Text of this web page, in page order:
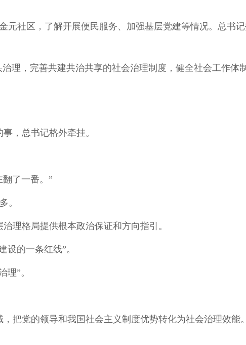
元社区，了解开展便民服务、加强基层党建等情况。总书
理，完善共建共治共享的社会治理制度，健全社会工作体
，总书记格外牵挂。
了一番。”
。
理格局提供根本政治保证和方向指引。
的一条红线”。
理”。
把党的领导和我国社会主义制度优势转化为社会治理效能。